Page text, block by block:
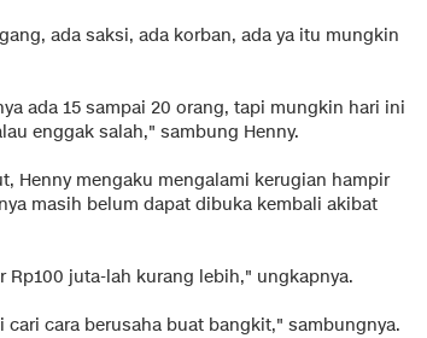
ada saksi, ada korban, ada ya itu mungkin
ada 15 sampai 20 orang, tapi mungkin hari ini
enggak salah," sambung Henny.
Henny mengaku mengalami kerugian hampir
masih belum dapat dibuka kembali akibat
juta-lah kurang lebih," ungkapnya.
cara berusaha buat bangkit," sambungnya.